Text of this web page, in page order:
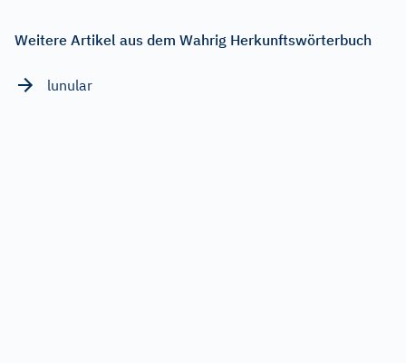
Weitere Artikel aus dem Wahrig Herkunftswörterbuch
lunular